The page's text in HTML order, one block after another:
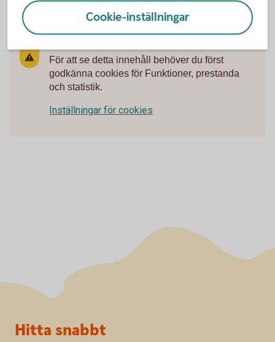
För att se detta innehåll behöver du först
godkänna cookies för Funktioner, prestanda
och statistik.
Inställningar för cookies
Cookie-inställningar
Sidfot
Hitta snabbt